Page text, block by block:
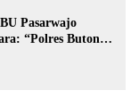
Pasarwajo
“Polres Buton